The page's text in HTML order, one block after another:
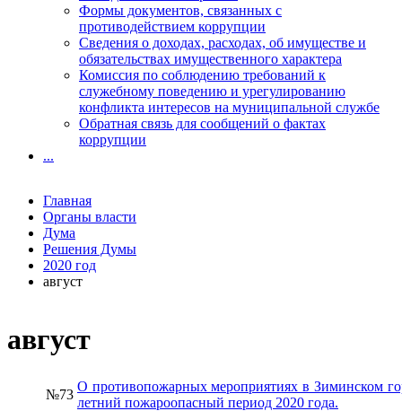
август
№73
О противопожарных мероприятиях в Зиминском
летний пожароопасный период 2020 года.
Формы документов, связанных с
противодействием коррупции
Сведения о доходах, расходах, об имуществе и
обязательствах имущественного характера
Комиссия по соблюдению требований к
служебному поведению и урегулированию
конфликта интересов на муниципальной службе
Обратная связь для сообщений о фактах
коррупции
...
Главная
Органы власти
Дума
Решения Думы
2020 год
август